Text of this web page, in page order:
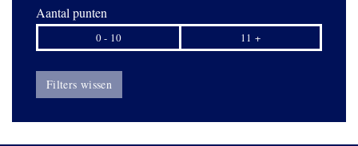
Aantal punten
0 - 10 11 +
Filters wissen